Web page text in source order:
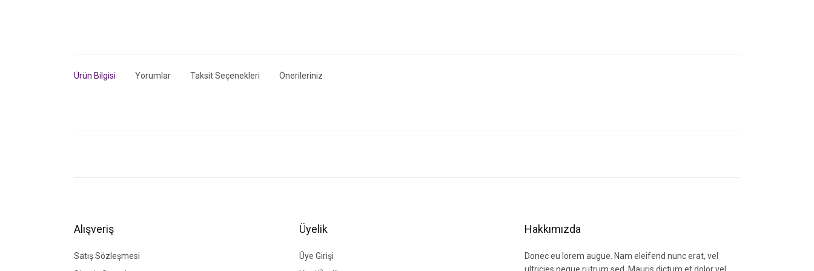
Ürün Bilgisi Yorumlar Taksit Seçenekleri Önerileriniz
Ürün fiyatı diğer sitelerden daha pahalı.
Bu ürüne benzer farklı alternatifler olmalı.
Alışveriş
Satış Sözleşmesi
Üyelik
Üye Girişi
Hakkımızda
Donec eu lorem augue. Nam eleifend nunc erat, vel